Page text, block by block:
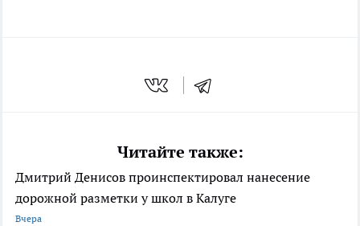
Читайте также:
Дмитрий Денисов проинспектировал нанесение
дорожной разметки у школ в Калуге
Вчера